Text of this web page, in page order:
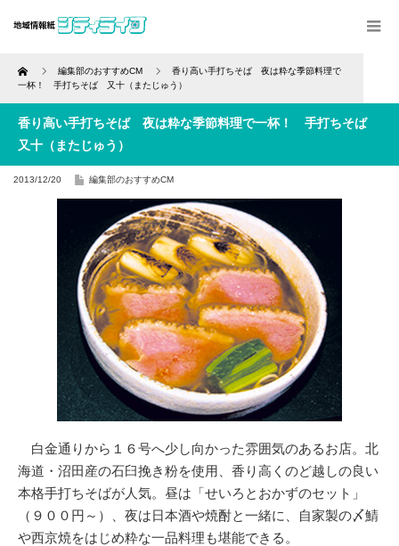
Home 編集部のおすすめCM
香り高い手打ちそば 夜は粋な季節料理で
一杯！ 手打ちそば 又十（またじゅう）
香り高い手打ちそば 夜は粋な季節料理で一杯！ 手打ちそば
又十（またじゅう）
2013/12/20 編集部のおすすめCM
白金通りから１６号へ少し向かった雰囲気のあるお店。北
海道・沼田産の石臼挽き粉を使用、香り高くのど越しの良い
本格手打ちそばが人気。昼は「せいろとおかずのセット」
（９００円～）、夜は日本酒や焼酎と一緒に、自家製の〆鯖
や西京焼をはじめ粋な一品料理も堪能できる。